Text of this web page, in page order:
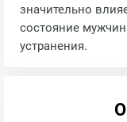
значительно
состояние
устранения.